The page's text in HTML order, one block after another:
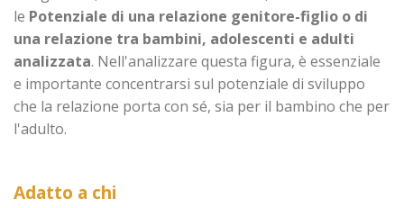
le Potenziale di una relazione genitore-figlio o di
una relazione tra bambini, adolescenti e adulti
analizzata. Nell'analizzare questa figura, è essenziale
e importante concentrarsi sul potenziale di sviluppo
che la relazione porta con sé, sia per il bambino che per
l'adulto.
Adatto a chi